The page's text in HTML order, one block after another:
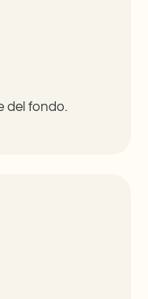
del fondo.